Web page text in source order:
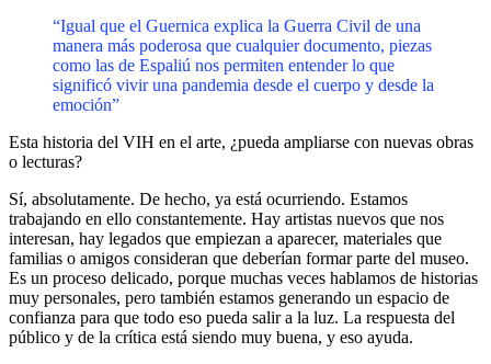
“Igual que el Guernica explica la Guerra Civil de una
manera más poderosa que cualquier documento, piezas
como las de Espaliú nos permiten entender lo que
significó vivir una pandemia desde el cuerpo y desde la
emoción”
Esta historia del VIH en el arte, ¿pueda ampliarse con nuevas obras
o lecturas?
Sí, absolutamente. De hecho, ya está ocurriendo. Estamos
trabajando en ello constantemente. Hay artistas nuevos que nos
interesan, hay legados que empiezan a aparecer, materiales que
familias o amigos consideran que deberían formar parte del museo.
Es un proceso delicado, porque muchas veces hablamos de historias
muy personales, pero también estamos generando un espacio de
confianza para que todo eso pueda salir a la luz. La respuesta del
público y de la crítica está siendo muy buena, y eso ayuda.